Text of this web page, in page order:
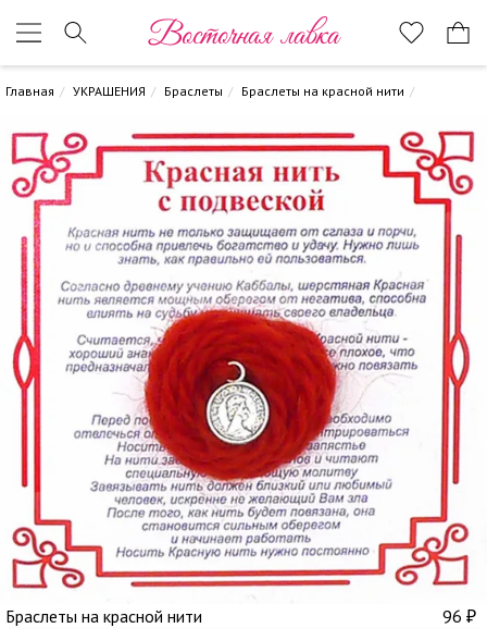
Восточная лавка
Главная УКРАШЕНИЯ Браслеты Браслеты на красной нити
Браслеты на красной нити 96 ₽